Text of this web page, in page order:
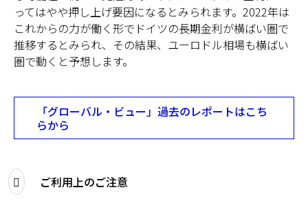
ってはやや押し上げ要因になるとみられます。2022年は
これからの力が働く形でドイツの長期金利が横ばい圏で
推移するとみられ、その結果、ユーロドル相場も横ばい
圏で動くと予想します。
「グローバル・ビュー」過去のレポートはこち
らから
in
ご利用上のご注意